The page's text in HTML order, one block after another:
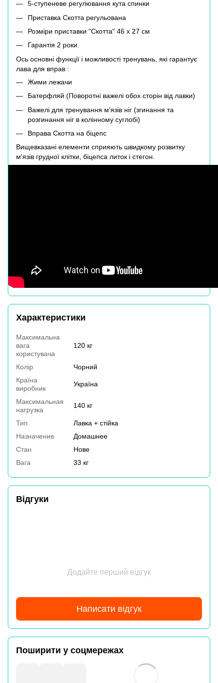
5-ступеневе регулювання кута спинки
Приставка Скотта регульована
Розміри приставки "Скотта" 46 х 27 см
Гарантія 2 роки.
Ось основні функції і можливості тренувань, які гарантує
лава для вправ :
Жими лежачи
Батерфляй (Поворотні важелі обох сторін від лавки)
Важелі для тренування м'язів ніг (згинання та
розгинання ніг в колінному суглобі)
Вправа Скотта на біцепс
Вищевказані елементи сприяють швидкому розвитку
м'язів грудної клітки, біцепса литок і стегон.
Характеристики
Максимальна
вага
користувача
120 кг
Колір
Чорний
Країна
виробник
Україна
Максимальная
нагрузка
140 кг
Тип
Лавка + стійка
Назначение
Домашнее
Стан
Нове
Вага
33 кг
Відгуки
Додайте перший відгук
Написати відгук
Поширити у соцмережах